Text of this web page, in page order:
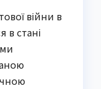
війни в
в стані